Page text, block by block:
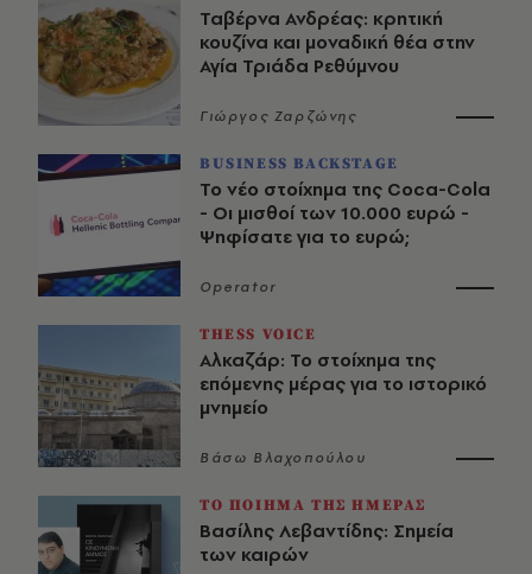
Ταβέρνα Ανδρέας: κρητική
κουζίνα και μοναδική θέα στην
Αγία Τριάδα Ρεθύμνου
Γιώργος Ζαρζώνης
BUSINESS BACKSTAGE
Το νέο στοίχημα της Coca-Cola
- Οι μισθοί των 10.000 ευρώ -
Ψηφίσατε για το ευρώ;
Operator
THESS VOICE
Αλκαζάρ: Το στοίχημα της
επόμενης μέρας για το ιστορικό
μνημείο
Βάσω Βλαχοπούλου
ΤΟ ΠΟΙΗΜΑ ΤΗΣ ΗΜΕΡΑΣ
Βασίλης Λεβαντίδης: Σημεία
των καιρών